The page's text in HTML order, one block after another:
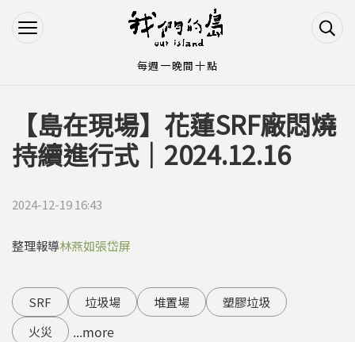
Jump to Navigation
Jump to Main content
您在這裡
【島在現場】花蓮SRF廠悶燒
持續進行式｜2024.12.16 ​
2024-12-19 16:43
整理報導林燕如張岱屏
SRF 垃圾場 堆置場
塑膠垃圾
火災
...more
每週一晚間十點